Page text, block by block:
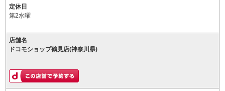
定休日
第2水曜
店舗名
ドコモショップ鶴見店(神奈川県)